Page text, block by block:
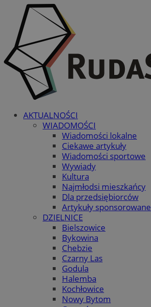
AKTUALNOŚCI
WIADOMOŚCI
Wiadomości lokalne
Ciekawe artykuły
Wiadomości sportowe
Wywiady
Kultura
Najmłodsi mieszkańcy
Dla przedsiębiorców
Artykuły sponsorowane
DZIELNICE
Bielszowice
Bykowina
Chebzie
Czarny Las
Godula
Halemba
Kochłowice
Nowy Bytom